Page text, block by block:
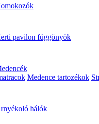
pavilon függönyök
Medence tartozékok
hálók